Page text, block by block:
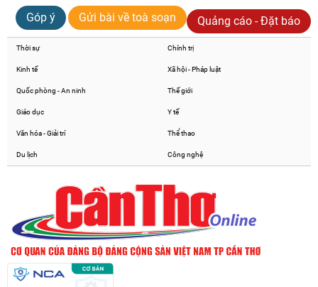
Góp ý
Gửi bài về toà soạn Quảng cáo - Đặt báo
Thời sự Chính trị
Kinh tế Xã hội - Pháp luật
Quốc phòng - An ninh Thế giới
Giáo dục Y tế
Văn hóa - Giải trí Thể thao
Du lịch Công nghệ